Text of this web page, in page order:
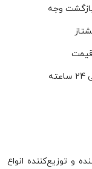
وجه
و توزیع‌کننده انواع